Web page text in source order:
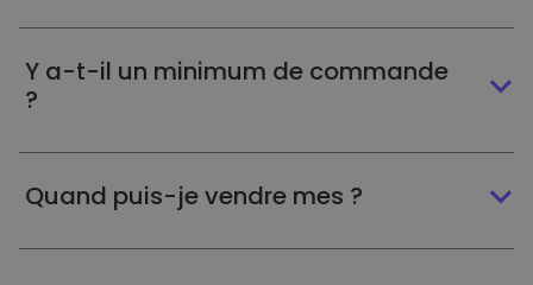
Y a-t-il un minimum de commande
?
Quand puis-je vendre mes ?